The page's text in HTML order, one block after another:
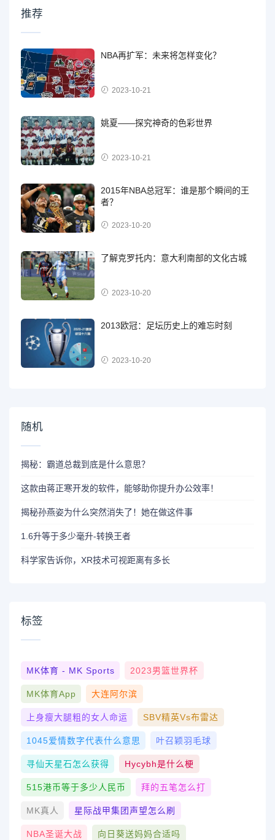
推荐
NBA再扩军：未来将怎样变化？
2023-10-21
姚夏——探究神奇的色彩世界
2023-10-21
2015年NBA总冠军：谁是那个瞬间的王
者？
2023-10-20
了解克罗托内：意大利南部的文化古城
2023-10-20
2013欧冠：足坛历史上的难忘时刻
2023-10-20
随机
揭秘：霸道总裁到底是什么意思？
这款由蒋正寒开发的软件，能够助你提升办公效率！
揭秘孙燕姿为什么突然消失了！她在做这件事
1.6升等于多少毫升-转换王者
科学家告诉你，XR技术可视距离有多长
标签
MK体育 - MK Sports 2023男篮世界杯
MK体育App 大连阿尔滨
上身瘦大腿粗的女人命运 SBV精英vs布雷达
1045爱情数字代表什么意思 叶召颖羽毛球
寻仙天星石怎么获得 Hycybh是什么梗
515港币等于多少人民币 拜的五笔怎么打
MK真人 星际战甲集团声望怎么刷
NBA圣诞大战 向日葵送妈妈合适吗